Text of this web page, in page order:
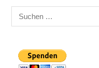
Suchen
nach: